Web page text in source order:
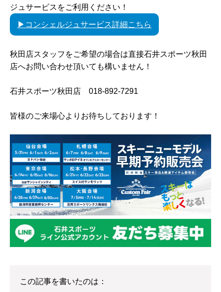
ジュサービスをご利用ください！
▶コンシェルジュサービス詳細こちら
秋田店スタッフをご希望の場合は直接石井スポーツ秋田
店へお問い合わせ頂いても構いません！
石井スポーツ秋田店 018-892-7291
皆様のご来場心よりお待ちしております！
この記事を書いたのは：